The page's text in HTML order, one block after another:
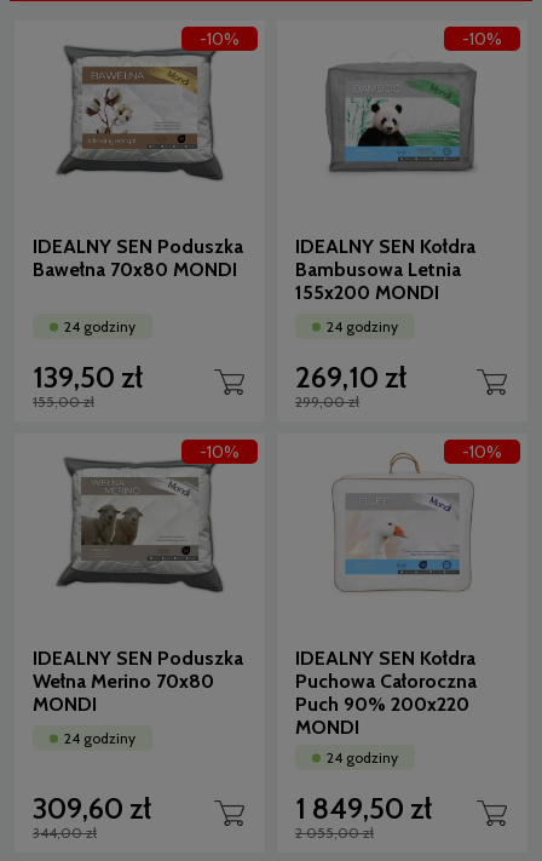
IDEALNY SEN Poduszka
Bawełna 70x80 MONDI
24 godziny
139,50 zł
155,00 zł
-10%
IDEALNY SEN Kołdra
Bambusowa Letnia
155x200 MONDI
24 godziny
269,10 zł
299,00 zł
-10%
IDEALNY SEN Poduszka
Wełna Merino 70x80
MONDI
24 godziny
309,60 zł
344,00 zł
-10%
IDEALNY SEN Kołdra
Puchowa Całoroczna
Puch 90% 200x220
MONDI
24 godziny
1 849,50 zł
2 055,00 zł
-10%